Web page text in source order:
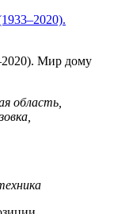
Мир дому
область,